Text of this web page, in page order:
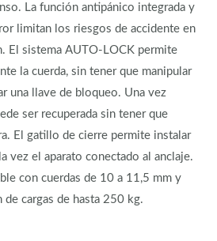
La función antipánico integrada y
limitan los riesgos de accidente en
El sistema AUTO-LOCK permite
la cuerda, sin tener que manipular
una llave de bloqueo. Una vez
ser recuperada sin tener que
El gatillo de cierre permite instalar
vez el aparato conectado al anclaje.
con cuerdas de 10 a 11,5 mm y
cargas de hasta 250 kg.